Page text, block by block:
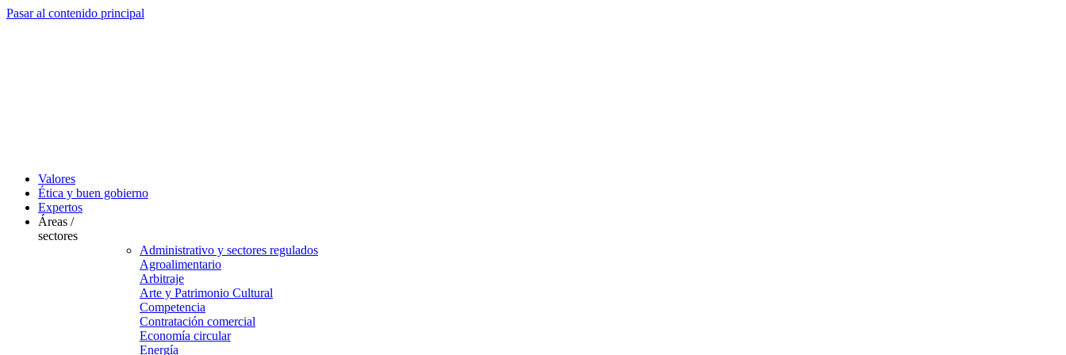
Pasar al contenido principal
Valores
Ética y buen gobierno
Expertos
Áreas /
sectores
Administrativo y sectores regulados
Agroalimentario
Arbitraje
Arte y Patrimonio Cultural
Competencia
Contratación comercial
Economía circular
Energía